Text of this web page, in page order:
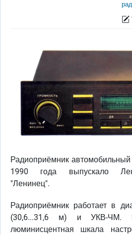
Радиоприёмник
1990 года выпускало
"Ленинец".
Радиоприёмник работает в
(30,6...31,6 м) и УКВ-ЧМ.
люминисцентная шкала